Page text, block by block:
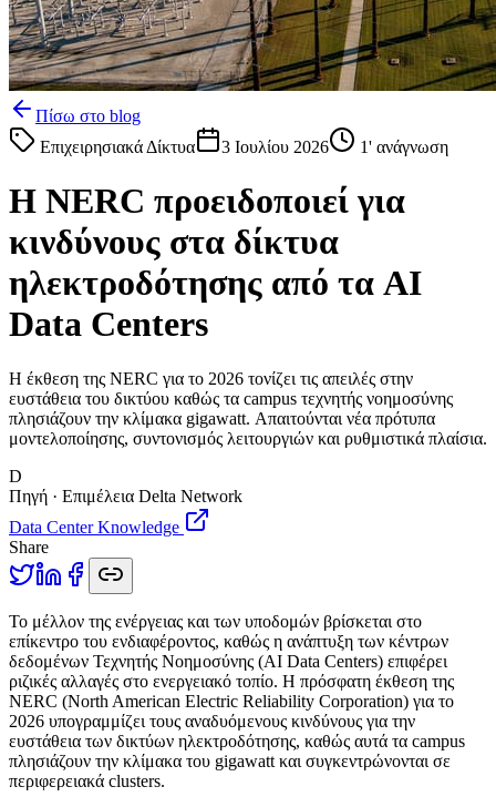
Πίσω στο blog
Επιχειρησιακά Δίκτυα
3 Ιουλίου 2026 1' ανάγνωση
Η NERC προειδοποιεί για
κινδύνους στα δίκτυα
ηλεκτροδότησης από τα AI
Data Centers
Η έκθεση της NERC για το 2026 τονίζει τις απειλές στην
ευστάθεια του δικτύου καθώς τα campus τεχνητής νοημοσύνης
πλησιάζουν την κλίμακα gigawatt. Απαιτούνται νέα πρότυπα
μοντελοποίησης, συντονισμός λειτουργιών και ρυθμιστικά πλαίσια.
D
Πηγή · Επιμέλεια Delta Network
Data Center Knowledge
Share
To μέλλον της ενέργειας και των υποδομών βρίσκεται στο
επίκεντρο του ενδιαφέροντος, καθώς η ανάπτυξη των κέντρων
δεδομένων Τεχνητής Νοημοσύνης (AI Data Centers) επιφέρει
ριζικές αλλαγές στο ενεργειακό τοπίο. Η πρόσφατη έκθεση της
NERC (North American Electric Reliability Corporation) για το
2026 υπογραμμίζει τους αναδυόμενους κινδύνους για την
ευστάθεια των δικτύων ηλεκτροδότησης, καθώς αυτά τα campus
πλησιάζουν την κλίμακα του gigawatt και συγκεντρώνονται σε
περιφερειακά clusters.